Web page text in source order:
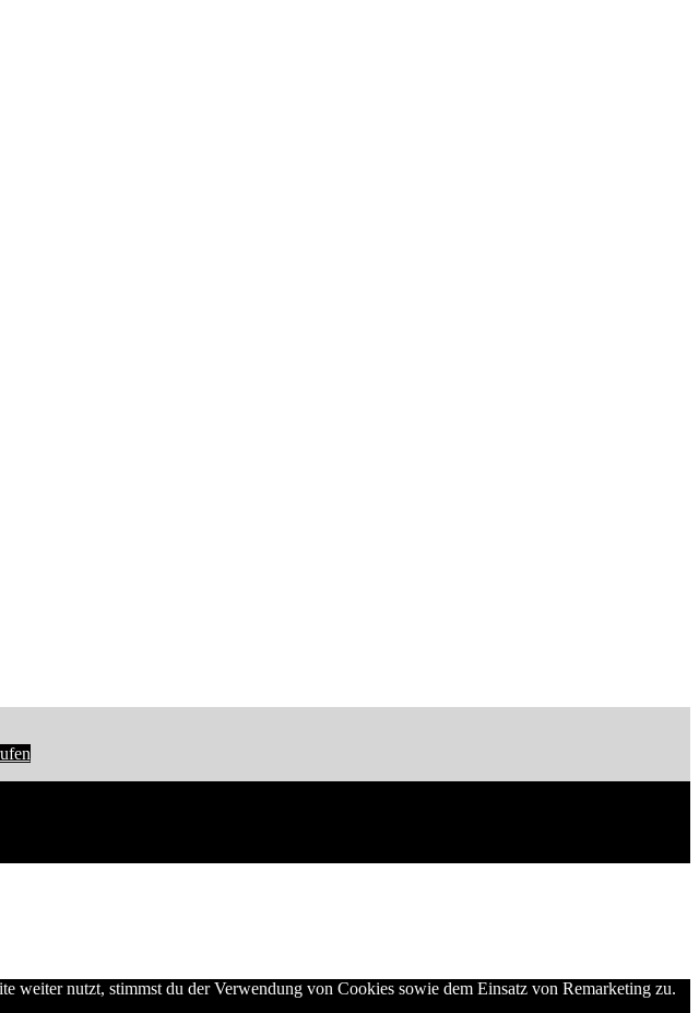
weiter nutzt, stimmst du der Verwendung von Cookies sowie dem Einsatz von Remarketing zu.